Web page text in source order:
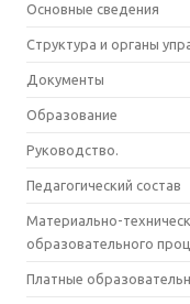
Основные сведения
Структура и органы
Документы
Образование
Руководство.
Педагогический состав
Материально-
образовательного
Платные